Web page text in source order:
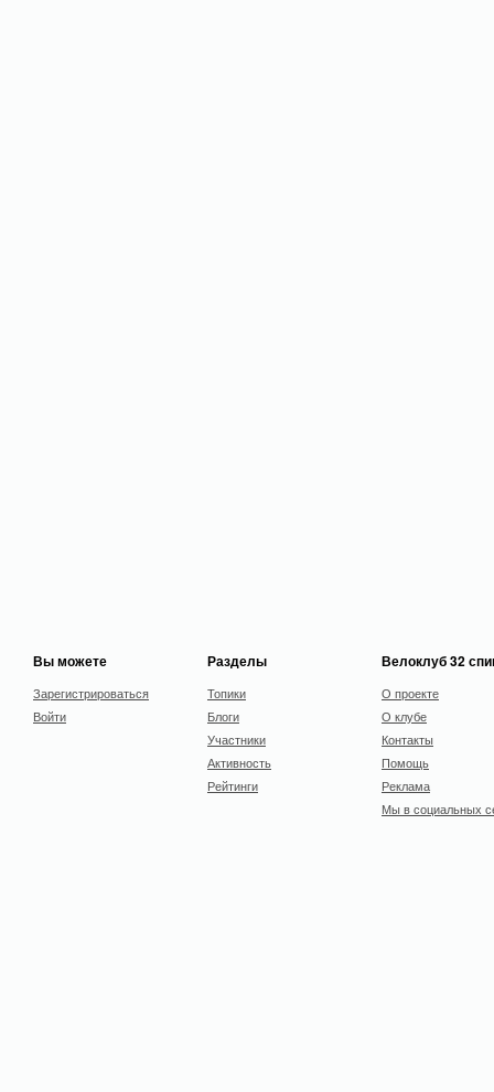
Вы можете
Зарегистрироваться
Войти
Разделы
Топики
Блоги
Участники
Активность
Рейтинги
Велоклуб 32
О проекте
О клубе
Контакты
Помощь
Реклама
Мы в социальных